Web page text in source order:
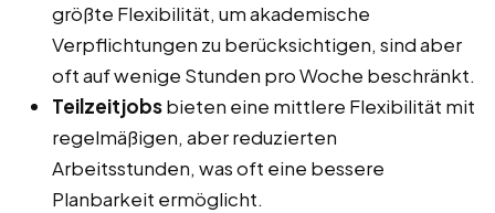
größte Flexibilität, um akademische
Verpflichtungen zu berücksichtigen, sind aber
oft auf wenige Stunden pro Woche beschränkt.
Teilzeitjobsbieten eine mittlere Flexibilität mit
regelmäßigen, aber reduzierten
Arbeitsstunden, was oft eine bessere
Planbarkeit ermöglicht.